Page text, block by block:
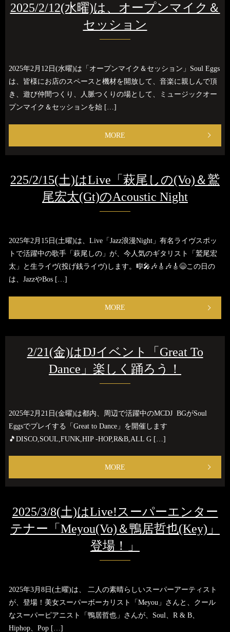
2025/2/12(水曜)は、オープンマイク＆
セッション
2025年2月12日(水曜)は「オープンマイク＆セッション」Soul Eggs
は、皆様にお店のスペースと機材を開放して、音楽に親しんで頂
き、遊び仲間つくり、人脈つくりの場として、ミュージックオー
プンマイク＆セッションを始 […]
MORE
225/2/15(土)はLive「萩尾しの(Vo)＆鷲
尾宏太(Gt)のAcoustic Night
2025年2月15日(土曜)は、Live「Jazz浪漫Night」有名ライヴスポッ
トで活躍中の歌手「萩尾しの」が、今人気のギタリスト「鷲尾宏
太」と生ライヴ(投げ銭ライヴ)します。🎼🎤🎶🎸🎶🎸😄この日の
は、JazzやBos […]
MORE
2/21(金)はDJイベント「Great To
Dance」楽しく踊ろう！
2025年2月21日(金曜)は都内、周辺で活躍中のMCDJ BGがSoul
Eggsでプレイする「Great to Dance」を開催します
🎵DISCO,SOUL,FUNK,HIP -HOP,R&B,ALL G […]
MORE
2025/3/8(土)はLive!スーパーエンター
テナー「Meyou(Vo)＆鴨居哲也(Key)」
登場！」
2025年3月8日(土曜)は、 二人の素晴らしいスーパーアーティスト
が、登場！美女スーパーボーカリスト「Meyou」さんと、クール
なスーパーピアニスト「鴨居哲也」さんが、Soul、R & B、
Hiphop、Pop […]